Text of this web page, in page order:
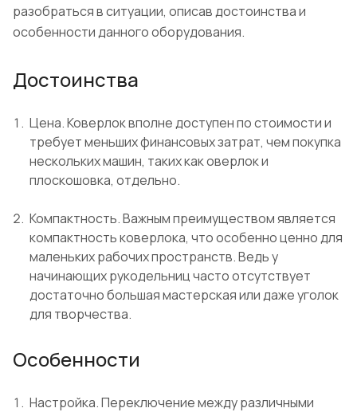
разобраться в ситуации, описав достоинства и
особенности данного оборудования.
Достоинства
Цена. Коверлок вполне доступен по стоимости и
требует меньших финансовых затрат, чем покупка
нескольких машин, таких как оверлок и
плоскошовка, отдельно.
Компактность. Важным преимуществом является
компактность коверлока, что особенно ценно для
маленьких рабочих пространств. Ведь у
начинающих рукодельниц часто отсутствует
достаточно большая мастерская или даже уголок
для творчества.
Особенности
Настройка. Переключение между различными